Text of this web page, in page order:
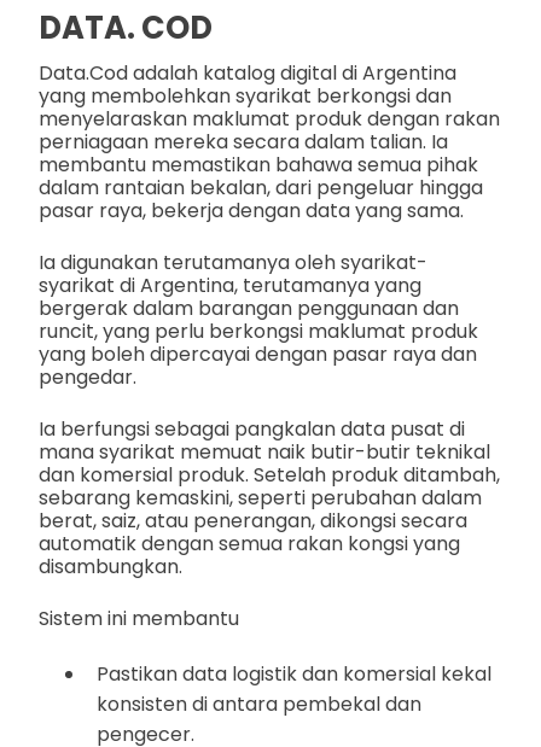
DATA. COD
Data.Cod adalah katalog digital di Argentina
yang membolehkan syarikat berkongsi dan
menyelaraskan maklumat produk dengan rakan
perniagaan mereka secara dalam talian. Ia
membantu memastikan bahawa semua pihak
dalam rantaian bekalan, dari pengeluar hingga
pasar raya, bekerja dengan data yang sama.
Ia digunakan terutamanya oleh syarikat-
syarikat di Argentina, terutamanya yang
bergerak dalam barangan penggunaan dan
runcit, yang perlu berkongsi maklumat produk
yang boleh dipercayai dengan pasar raya dan
pengedar.
Ia berfungsi sebagai pangkalan data pusat di
mana syarikat memuat naik butir-butir teknikal
dan komersial produk. Setelah produk ditambah,
sebarang kemaskini, seperti perubahan dalam
berat, saiz, atau penerangan, dikongsi secara
automatik dengan semua rakan kongsi yang
disambungkan.
Sistem ini membantu
Pastikan data logistik dan komersial kekal
konsisten di antara pembekal dan
pengecer.